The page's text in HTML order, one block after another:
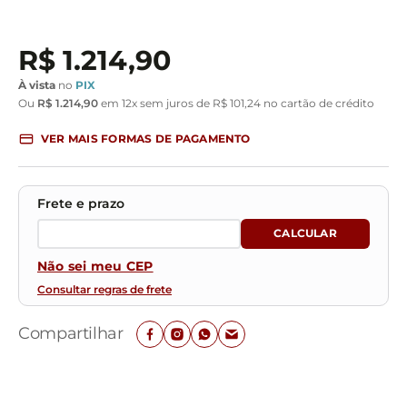
R$ 1.214,90
À vista no PIX
Ou R$ 1.214,90 em 12x sem juros de R$ 101 24 no cartão de crédito
VER MAIS FORMAS DE PAGAMENTO
Não sei meu CEP
Consultar regras de frete
Compartilhar